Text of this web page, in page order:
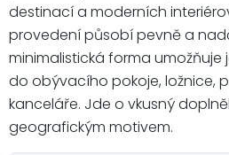
destinací a moderních
provedení působí pevně a
minimalistická forma
do obývacího pokoje, ložnice,
kanceláře. Jde o vkusný
geografickým motivem.